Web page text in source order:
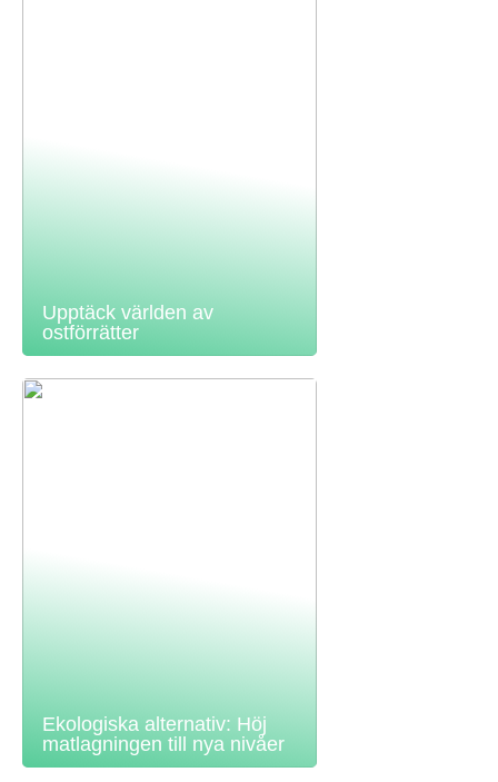
Upptäck världen av
ostförrätter
Ekologiska alternativ: Höj
matlagningen till nya nivåer